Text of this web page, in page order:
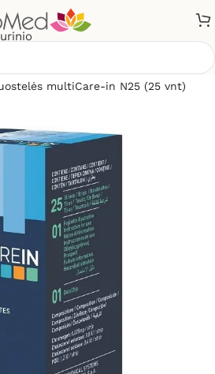
multiCare-in N25 (25 vnt)